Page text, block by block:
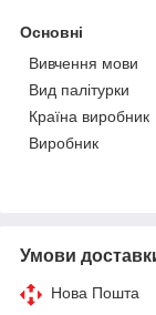
Основні
Вивчення мови
Вид палітурки
Країна виробник
Виробник
Умови
Нова Пошта